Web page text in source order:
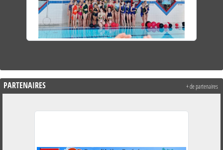
PARTENAIRES + de partenaires